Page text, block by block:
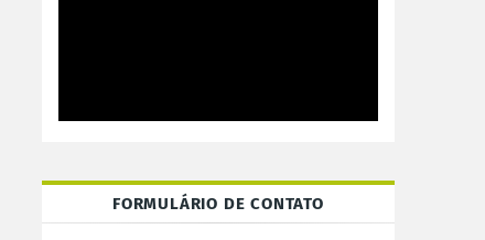
FORMULÁRIO DE CONTATO